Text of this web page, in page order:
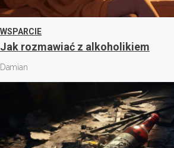
WSPARCIE
Jak rozmawiać z alkoholikiem
Damian